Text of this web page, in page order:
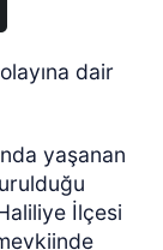
dair
yaşanan
İlçesi